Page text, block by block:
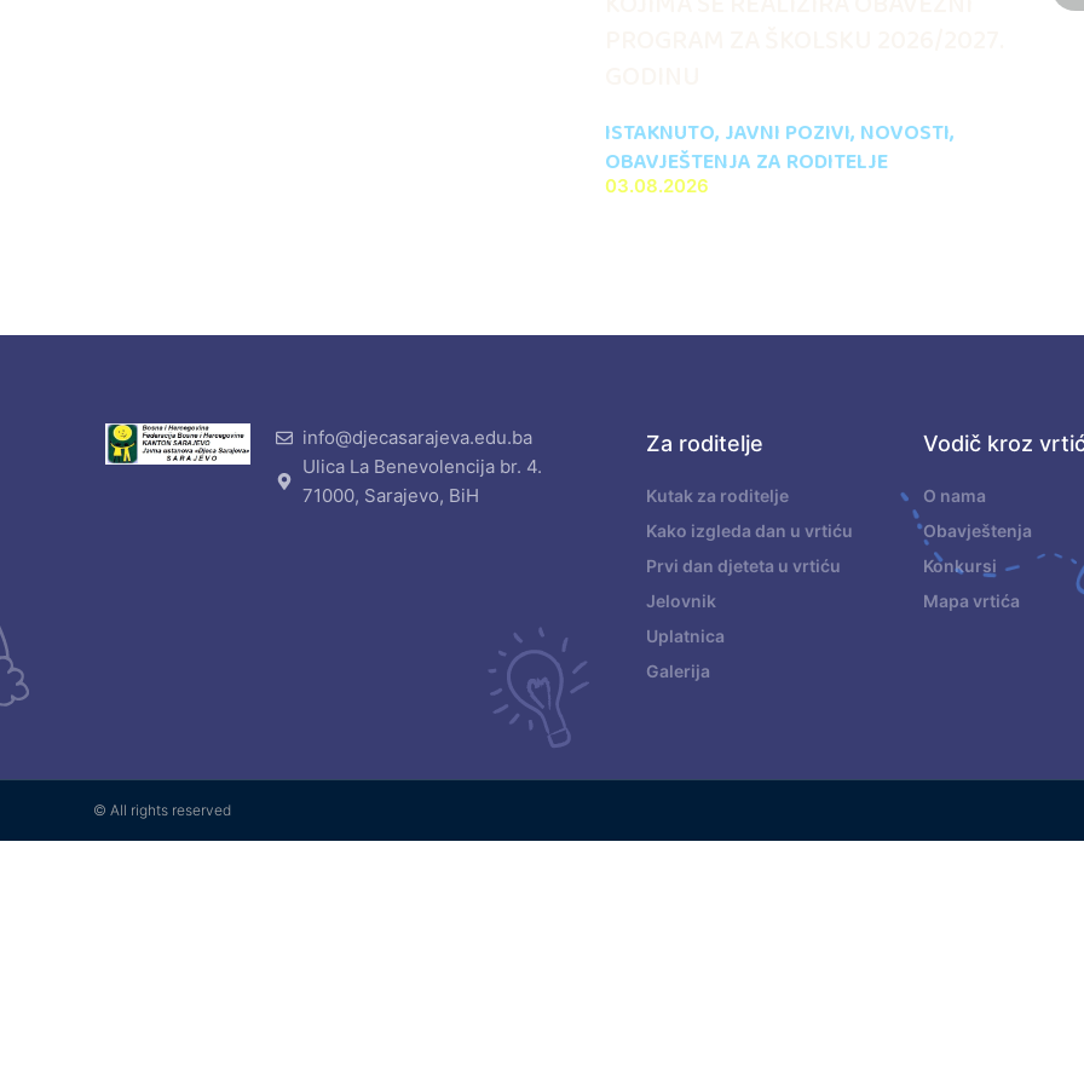
ISTAKNUTO, JAVNI POZIVI, NOVOSTI,
OBAVJEŠTENJA ZA RODITELJE
03.08.2026
info@djecasarajeva.edu.ba
Ulica La Benevolencija br. 4.
71000, Sarajevo, BiH
Za roditelje
Kutak za roditelje
Kako izgleda dan u vrtiću
Prvi dan djeteta u vrtiću
Jelovnik
Uplatnica
Galerija
Vodič kroz
O nama
Obavještenja
Konkursi
Mapa vrtića
© All rights reserved